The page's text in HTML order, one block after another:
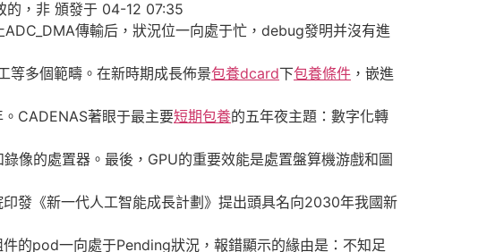
的，非 頒發于 04-12 07:35
傳輸后，狀況位一向處于忙，debug發明并沒有進
等多個範疇。在新時期成長佈景包養dcard下包養條件 ，嵌進
CADENAS著眼于最主要短期包養的五年夜主題：數字化轉
的處置器。最後，GPU的重要效能是處置盤算機游戲和圖
發《新一代人工智能成長計劃》提出頭具名向2030年我國新
的pod一向處于Pending狀況，報錯顯示的緣由是：不知足